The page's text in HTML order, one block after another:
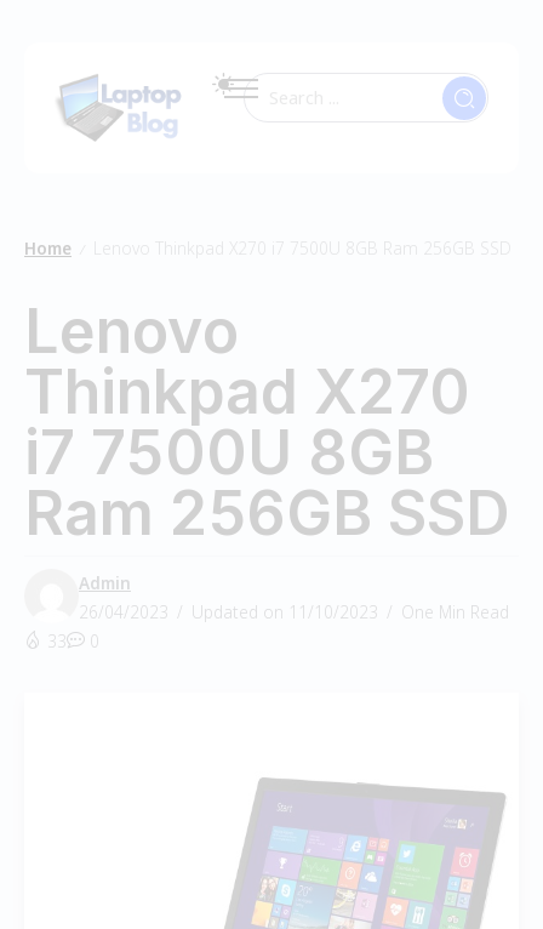
Home Lenovo Thinkpad X270 i7 7500U 8GB Ram 256GB SSD
Lenovo
Thinkpad X270
i7 7500U 8GB
Ram 256GB SSD
Admin
26/04/2023
Updated on 11/10/2023
One Min Read
33
0